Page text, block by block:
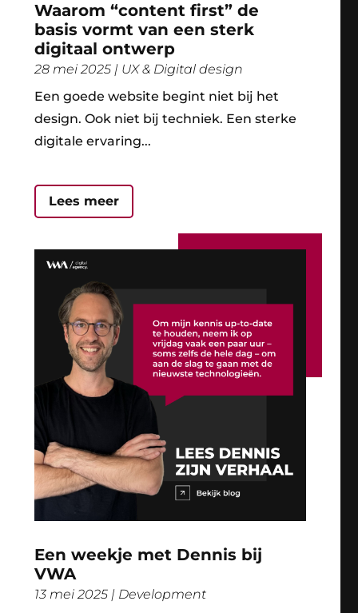
Waarom “content first” de
basis vormt van een sterk
digitaal ontwerp
28 mei 2025| UX & Digital design
Een goede website begint niet bij het
design. Ook niet bij techniek. Een sterke
digitale ervaring...
Lees meer
Een weekje met Dennis bij
VWA
13 mei 2025| Development